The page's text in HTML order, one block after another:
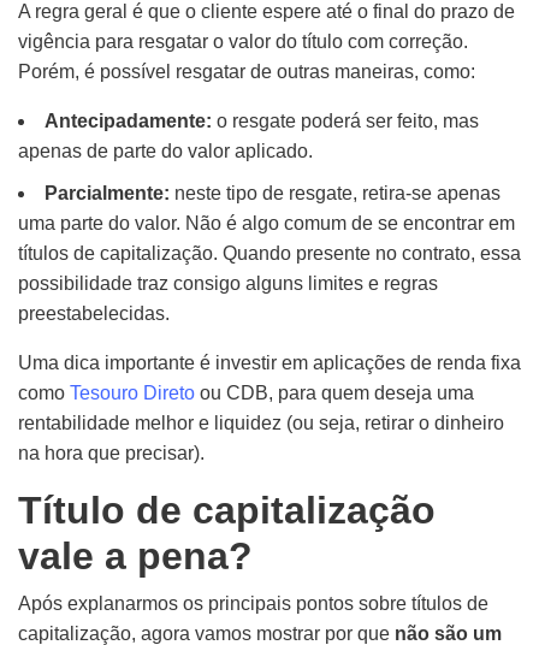
A regra geral é que o cliente espere até o final do prazo de
vigência para resgatar o valor do título com correção.
Porém, é possível resgatar de outras maneiras, como:
Antecipadamente: o resgate poderá ser feito, mas
apenas de parte do valor aplicado.
Parcialmente: neste tipo de resgate, retira-se apenas
uma parte do valor. Não é algo comum de se encontrar em
títulos de capitalização. Quando presente no contrato, essa
possibilidade traz consigo alguns limites e regras
preestabelecidas.
Uma dica importante é investir em aplicações de renda fixa
como Tesouro Direto ou CDB, para quem deseja uma
rentabilidade melhor e liquidez (ou seja, retirar o dinheiro
na hora que precisar).
Título de capitalização
vale a pena?
Após explanarmos os principais pontos sobre títulos de
capitalização, agora vamos mostrar por que não são um